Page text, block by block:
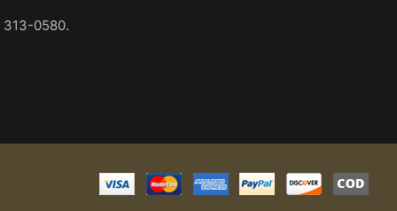
313-0580.